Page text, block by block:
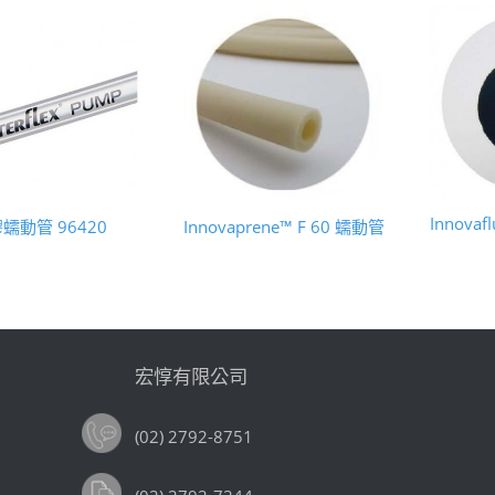
蠕動管 96420 Innovaprene™ F 60 蠕動管
宏惇有限公司
(02) 2792-8751